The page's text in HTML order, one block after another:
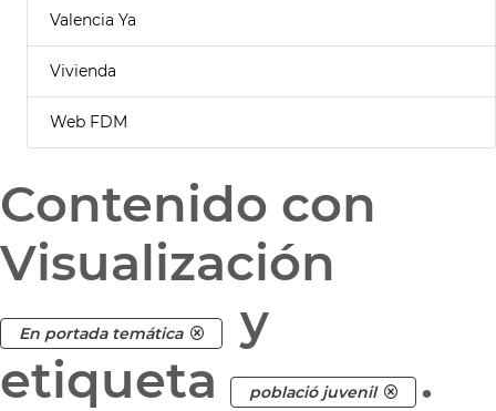
Valencia Ya
Vivienda
Web FDM
Contenido con
Visualización
En portada temática
y
etiqueta
població juvenil .